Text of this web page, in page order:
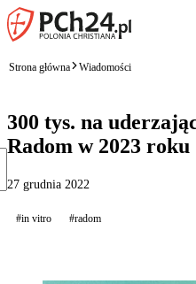
Strona główna Wiadomości
300 tys. na
Radom w 2023
27 grudnia 2022
#in vitro #radom